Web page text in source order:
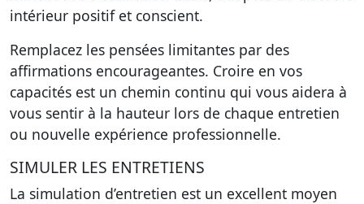
intérieur positif et conscient.
Remplacez les pensées limitantes par des
affirmations encourageantes. Croire en vos
capacités est un chemin continu qui vous aidera à
vous sentir à la hauteur lors de chaque entretien
ou nouvelle expérience professionnelle.
SIMULER LES ENTRETIENS
La simulation d’entretien est un excellent moyen